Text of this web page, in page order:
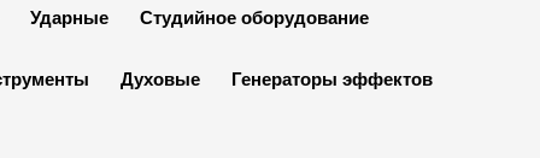
Ударные Студийное оборудование
Духовые Генераторы эффектов